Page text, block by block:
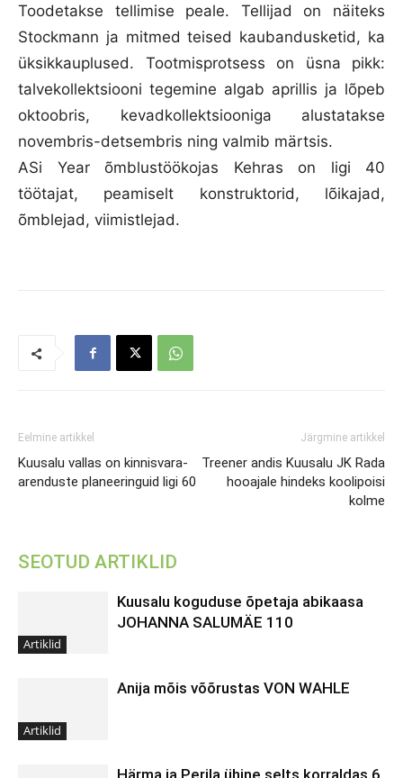
Toodetakse tellimise peale. Tellijad on näiteks
Stockmann ja mitmed teised kaubandusketid, ka
üksikkauplused. Tootmisprotsess on üsna pikk:
talvekollektsiooni tegemine algab aprillis ja lõpeb
oktoobris, kevadkollektsiooniga alustatakse
novembris-detsembris ning valmib märtsis.
ASi Year õmblustöökojas Kehras on ligi 40
töötajat, peamiselt konstruktorid, lõikajad,
õmblejad, viimistlejad.
Eelmine artikkel
Kuusalu vallas on kinnisvara-
arenduste planeeringuid ligi 60
Järgmine artikkel
Treener andis Kuusalu JK Rada
hooajale hindeks koolipoisi
kolme
SEOTUD ARTIKLID
Artiklid
Kuusalu koguduse õpetaja abikaasa
JOHANNA SALUMÄE 110
Artiklid
Anija mõis võõrustas VON WAHLE
Härma ja Perila ühine selts korraldas 6